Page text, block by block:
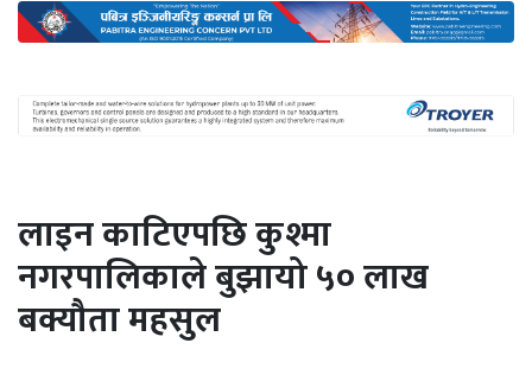
ऊर्जा
दक्षता
खबर
हरित
हाइड्रोजन
लाइन काटिएपछि कुश्मा
नगरपालिकाले बुझायो ५० लाख
बक्यौता महसुल